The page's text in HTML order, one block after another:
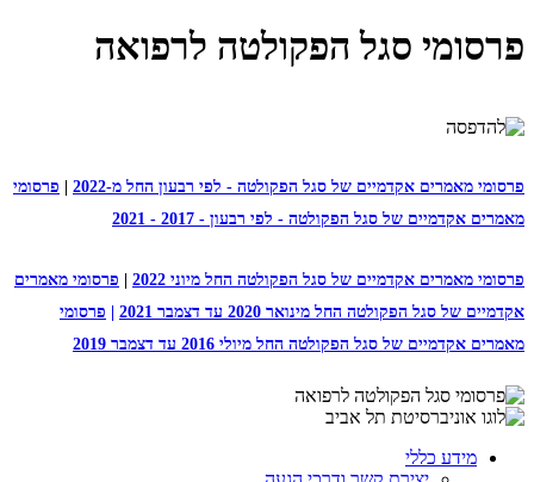
פרסומי סגל הפקולטה לרפואה
פרסומי מאמרים אקדמיים של סגל הפקולטה - לפי רבעון החל מ-2022 | פרסומי
מאמרים אקדמיים של סגל הפקולטה - לפי רבעון - 2017 - 2021
פרסומי מאמרים אקדמיים של סגל הפקולטה החל מיוני 2022 | פרסומי מאמרים
אקדמיים של סגל הפקולטה החל מינואר 2020 עד דצמבר 2021
| פרסומי
מאמרים אקדמיים של סגל הפקולטה החל מיולי 2016 עד דצמבר 2019
מידע כללי